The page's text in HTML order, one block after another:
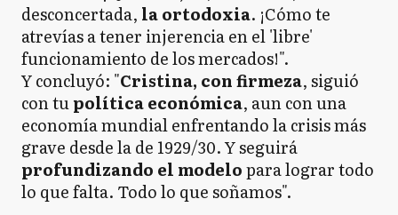
desconcertada, la ortodoxia. ¡Cómo te
atrevías a tener injerencia en el 'libre'
funcionamiento de los mercados!".
Y concluyó: "Cristina, con firmeza, siguió
con tupolítica económica, aun con una
economía mundial enfrentando la crisis más
grave desde la de 1929/30. Y seguirá
profundizando el modelopara lograr todo
lo que falta. Todo lo que soñamos".